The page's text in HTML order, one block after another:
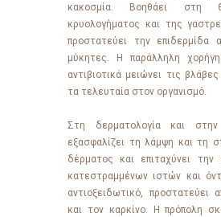
κακοσμία. Bοηθάει στη
κρυολογήματος και της
προστατεύει την επιδερμίδα
μύκητες. H παράλληλη
αντιβιοτικά μειώνει τις
τα τελευταία στον οργανισμό.
Στη δερματολογία και στην
εξασφαλίζει τη λάμψη και τη
δέρματος και επιταχύνει
κατεστραμμένων ιστών και
αντιοξειδωτικό, προστατεύει
και τον καρκίνο. Η πρόπολη